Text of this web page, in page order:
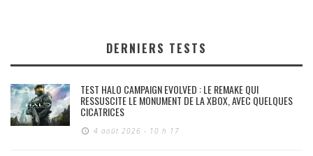
DERNIERS TESTS
TEST HALO CAMPAIGN EVOLVED : LE REMAKE QUI
RESSUSCITE LE MONUMENT DE LA XBOX, AVEC QUELQUES
CICATRICES
4 août 2026 - 10 h 17